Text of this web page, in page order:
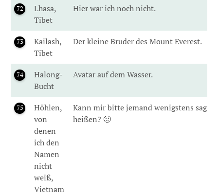
72
Lhasa,
Tibet
Hier war ich noch nicht.
73
Kailash,
Tibet
Der kleine Bruder des Mount Everest.
74
Halong-
Bucht
Avatar auf dem Wasser.
75
Höhlen,
von
denen
ich den
Namen
nicht
weiß,
Vietnam
Kann mir bitte jemand wenigstens
heißen? 🙂